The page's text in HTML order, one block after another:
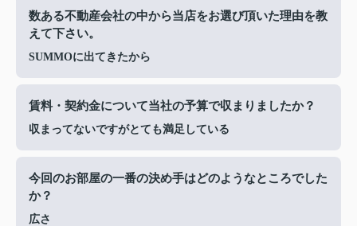
数ある不動産会社の中から当店をお選び頂いた理由を教
えて下さい。
SUMMOに出てきたから
賃料・契約金について当社の予算で収まりましたか？
収まってないですがとても満足している
今回のお部屋の一番の決め手はどのようなところでした
か？
広さ